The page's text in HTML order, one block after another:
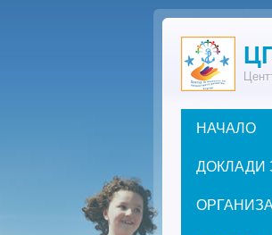
Премини към основното съдържание
Основно
НАЧАЛО
ДОКЛАДИ